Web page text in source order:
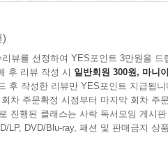
기였다. 구세계가 안정을 주는
적이고 유토피아적인 운동이 부
그 어떤 것보다 이념이 우선되었
주의, 기술, 지정학 등과 같은 거
질적인 지배자나 정치적 일관성
가 도래했다는 것이 저자의 분석이
은 책의 제목이기도 한 T.S. 엘
보수주의 사상가들의 정수를
진 민주 정부의 불안정성에 견
)
뷰를 선정하여 YES포인트 3만원을 드
후 리뷰 작성 시 일반회원 300원, 마니
후 작성한 리뷰만 YES포인트 지급됩니
차 주문확정 시점부터 마지막 회차 주
진행된 클래스는 사락 독서모임 게시
LP, DVD/Blu-ray, 패션 및 판매금지 상